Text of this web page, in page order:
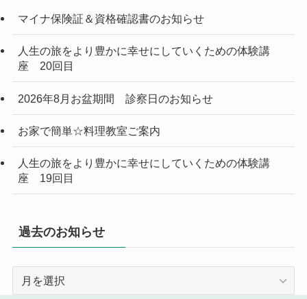
マイナ保険証＆資格確認書のお知らせ
人生の旅をより豊かに幸せにしていくための体験講
座 20回目
2026年8月お盆期間 診察日のお知らせ
お家で簡単☆料理教室ご案内
人生の旅をより豊かに幸せにしていくための体験講
座 19回目
過去のお知らせ